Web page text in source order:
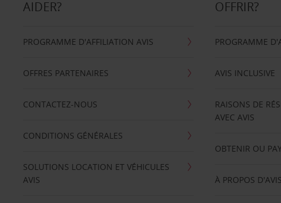
AIDER?
PROGRAMME D'AFFILIATION AVIS
OFFRES PARTENAIRES
CONTACTEZ-NOUS
CONDITIONS GÉNÉRALES
SOLUTIONS LOCATION ET VÉHICULES
AVIS
OFFRIR?
PROGRAMME
AVIS INCLUSIVE
RAISONS DE
AVEC AVIS
OBTENIR OU
À PROPOS D'AVIS